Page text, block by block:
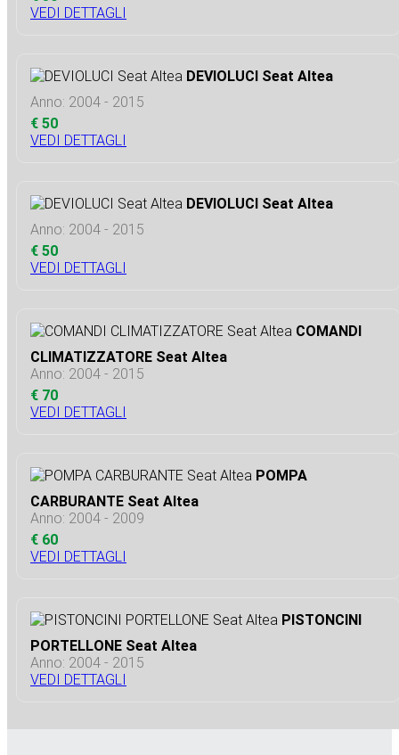
VEDI DETTAGLI
DEVIOLUCI Seat Altea
Anno: 2004 - 2015
€ 50
VEDI DETTAGLI
DEVIOLUCI Seat Altea
Anno: 2004 - 2015
€ 50
VEDI DETTAGLI
COMANDI
CLIMATIZZATORE Seat Altea
Anno: 2004 - 2015
€ 70
VEDI DETTAGLI
POMPA
CARBURANTE Seat Altea
Anno: 2004 - 2009
€ 60
VEDI DETTAGLI
PISTONCINI
PORTELLONE Seat Altea
Anno: 2004 - 2015
VEDI DETTAGLI